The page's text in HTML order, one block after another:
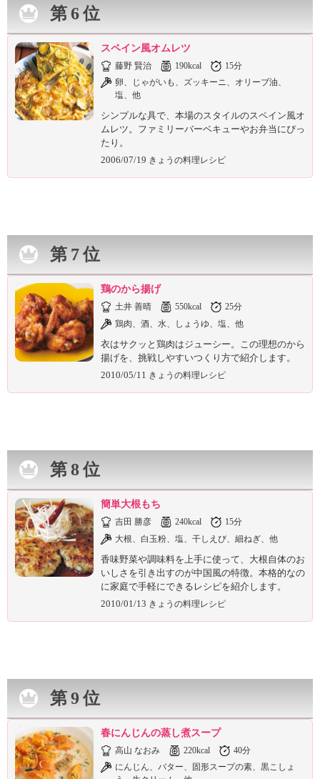
第6位
スペイン風オムレツ
藤野 賢治 190kcal
15分
卵、じゃがいも、ズッキーニ、オリーブ油、
塩、他
シンプルな具で、本場のスタイルのスペイン風オ
ムレツ。ファミリーバーベキューやお弁当にぴっ
たり。
2006/07/19 きょうの料理レシピ
第7位
鶏のから揚げ
土井 善晴 550kcal
25分
鶏肉、酒、水、しょうゆ、塩、他
衣はサクッと鶏肉はジューシー。この理想のから
揚げを、挑戦しやすいつくり方で紹介します。
2010/05/11 きょうの料理レシピ
第8位
簡単大根もち
吉田 勝彦 240kcal
15分
大根、白玉粉、塩、干しえび、細ねぎ、他
香味野菜や調味料を上手に使って、大根自体のお
いしさを引き出すのが中国風の特徴。本格的なの
に家庭で手軽にできるレシピを紹介します。
2010/01/13 きょうの料理レシピ
第9位
春にんじんの蒸し煮スープ
高山 なおみ 220kcal
40分
にんじん、バター、固形スープの素、黒こしょ